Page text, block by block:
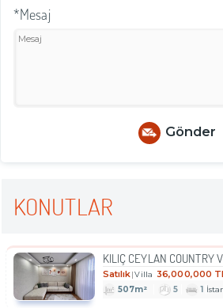
*Mesaj
Gönder
KONUTLAR
KILIÇ CEYLAN COUNTRY
Satılık Villa 36,000,000
507m² 5 1